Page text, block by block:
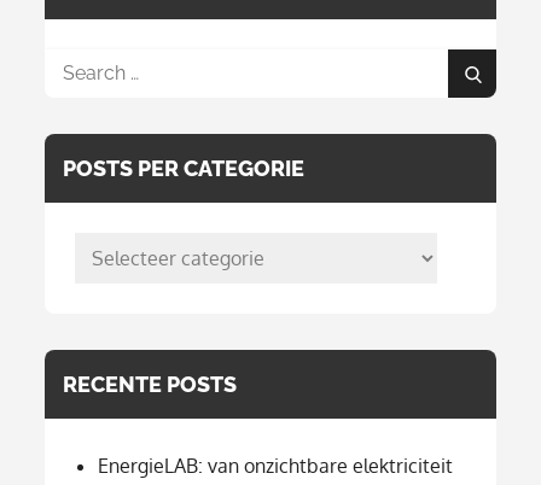
Search
Search
POSTS PER CATEGORIE
posts
RECENTE POSTS
EnergieLAB: van onzichtbare elektriciteit